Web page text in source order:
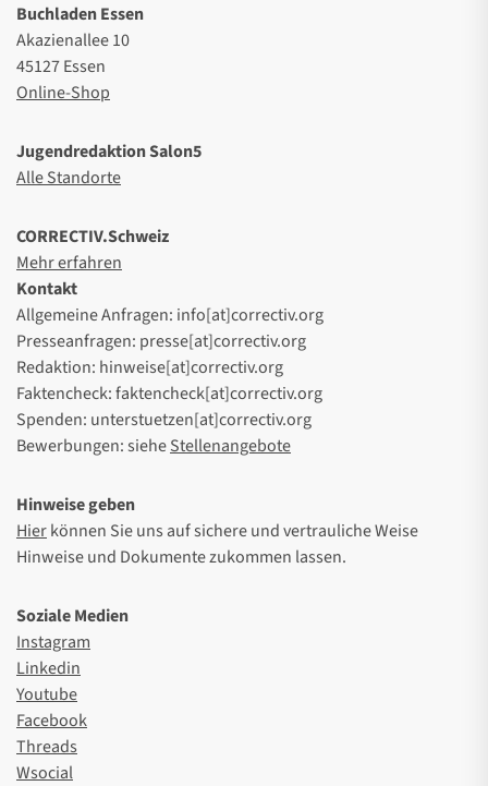
Buchladen Essen
Akazienallee 10
45127 Essen
Online-Shop
Jugendredaktion Salon5
Alle Standorte
CORRECTIV.Schweiz
Mehr erfahren
Kontakt
Allgemeine Anfragen: info[at]correctiv.org
Presseanfragen: presse[at]correctiv.org
Redaktion: hinweise[at]correctiv.org
Faktencheck: faktencheck[at]correctiv.org
Spenden: unterstuetzen[at]correctiv.org
Bewerbungen: sieheStellenangebote
Hinweise geben
Hierkönnen Sie uns auf sichere und vertrauliche Weise
Hinweise und Dokumente zukommen lassen.
Soziale Medien
Instagram
Linkedin
Youtube
Facebook
Threads
Wsocial